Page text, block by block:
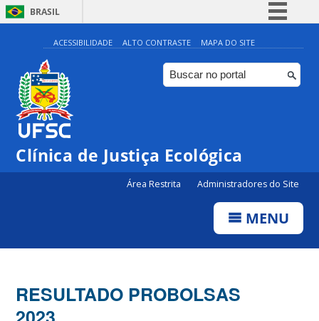
BRASIL
Simplifique!
Comunica BR
Participe
Canais
ACESSIBILIDADE ALTO CONTRASTE MAPA DO SITE
Clínica de Justiça Ecológica
Área Restrita Administradores do Site
MENU
RESULTADO PROBOLSAS